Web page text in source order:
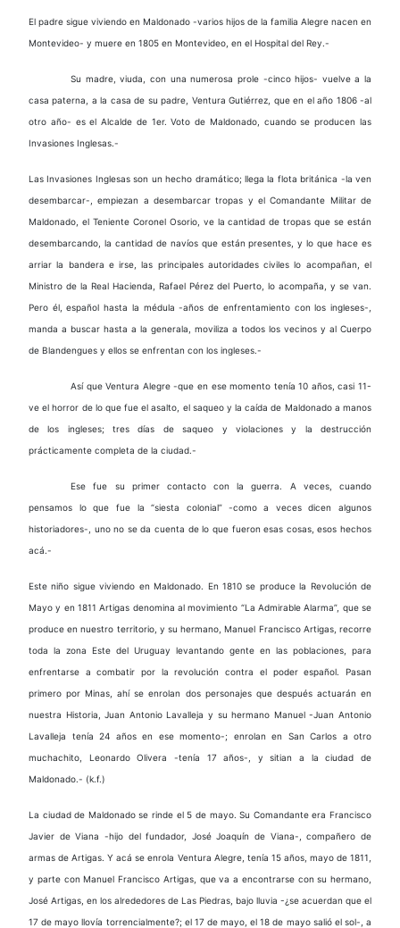
El padre sigue viviendo en Maldonado -varios hijos de la familia Alegre nacen en
Montevideo- y muere en 1805 en Montevideo, en el Hospital del Rey.-
Su madre, viuda, con una numerosa prole -cinco hijos- vuelve a la
casa paterna, a la casa de su padre, Ventura Gutiérrez, que en el año 1806 -al
otro año- es el Alcalde de 1er. Voto de Maldonado, cuando se producen las
Invasiones Inglesas.-
Las Invasiones Inglesas son un hecho dramático; llega la flota británica -la ven
desembarcar-, empiezan a desembarcar tropas y el Comandante Militar de
Maldonado, el Teniente Coronel Osorio, ve la cantidad de tropas que se están
desembarcando, la cantidad de navíos que están presentes, y lo que hace es
arriar la bandera e irse, las principales autoridades civiles lo acompañan, el
Ministro de la Real Hacienda, Rafael Pérez del Puerto, lo acompaña, y se van.
Pero él, español hasta la médula -años de enfrentamiento con los ingleses-,
manda a buscar hasta a la generala, moviliza a todos los vecinos y al Cuerpo
de Blandengues y ellos se enfrentan con los ingleses.-
Así que Ventura Alegre -que en ese momento tenía 10 años, casi 11-
ve el horror de lo que fue el asalto, el saqueo y la caída de Maldonado a manos
de los ingleses; tres días de saqueo y violaciones y la destrucción
prácticamente completa de la ciudad.-
Ese fue su primer contacto con la guerra. A veces, cuando
pensamos lo que fue la “siesta colonial” -como a veces dicen algunos
historiadores-, uno no se da cuenta de lo que fueron esas cosas, esos hechos
acá.-
Este niño sigue viviendo en Maldonado. En 1810 se produce la Revolución de
Mayo y en 1811 Artigas denomina al movimiento “La Admirable Alarma”, que se
produce en nuestro territorio, y su hermano, Manuel Francisco Artigas, recorre
toda la zona Este del Uruguay levantando gente en las poblaciones, para
enfrentarse a combatir por la revolución contra el poder español. Pasan
primero por Minas, ahí se enrolan dos personajes que después actuarán en
nuestra Historia, Juan Antonio Lavalleja y su hermano Manuel -Juan Antonio
Lavalleja tenía 24 años en ese momento-; enrolan en San Carlos a otro
muchachito, Leonardo Olivera -tenía 17 años-, y sitian a la ciudad de
Maldonado.- (k.f.)
La ciudad de Maldonado se rinde el 5 de mayo. Su Comandante era Francisco
Javier de Viana -hijo del fundador, José Joaquín de Viana-, compañero de
armas de Artigas. Y acá se enrola Ventura Alegre, tenía 15 años, mayo de 1811,
y parte con Manuel Francisco Artigas, que va a encontrarse con su hermano,
José Artigas, en los alrededores de Las Piedras, bajo lluvia -¿se acuerdan que el
17 de mayo llovía torrencialmente?; el 17 de mayo, el 18 de mayo salió el sol-, a